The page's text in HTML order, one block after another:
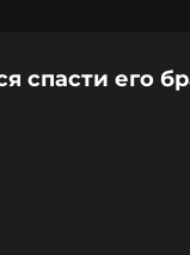
спасти его